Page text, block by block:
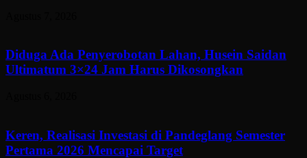
Diduga Ada Penyerobotan Lahan, Husein Saidan
Ultimatum 3×24 Jam Harus Dikosongkan
Keren, Realisasi Investasi di Pandeglang Semester
Pertama 2026 Mencapai Target